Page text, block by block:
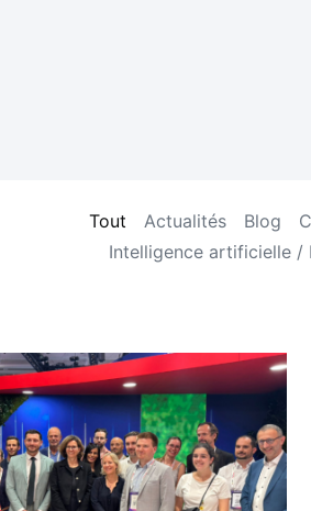
Actualités Blog
Intelligence artificielle /
Tout